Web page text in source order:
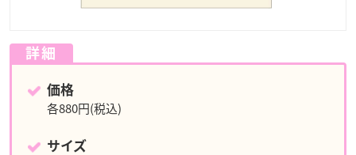
詳細
価格
各880円(税込)
サイズ